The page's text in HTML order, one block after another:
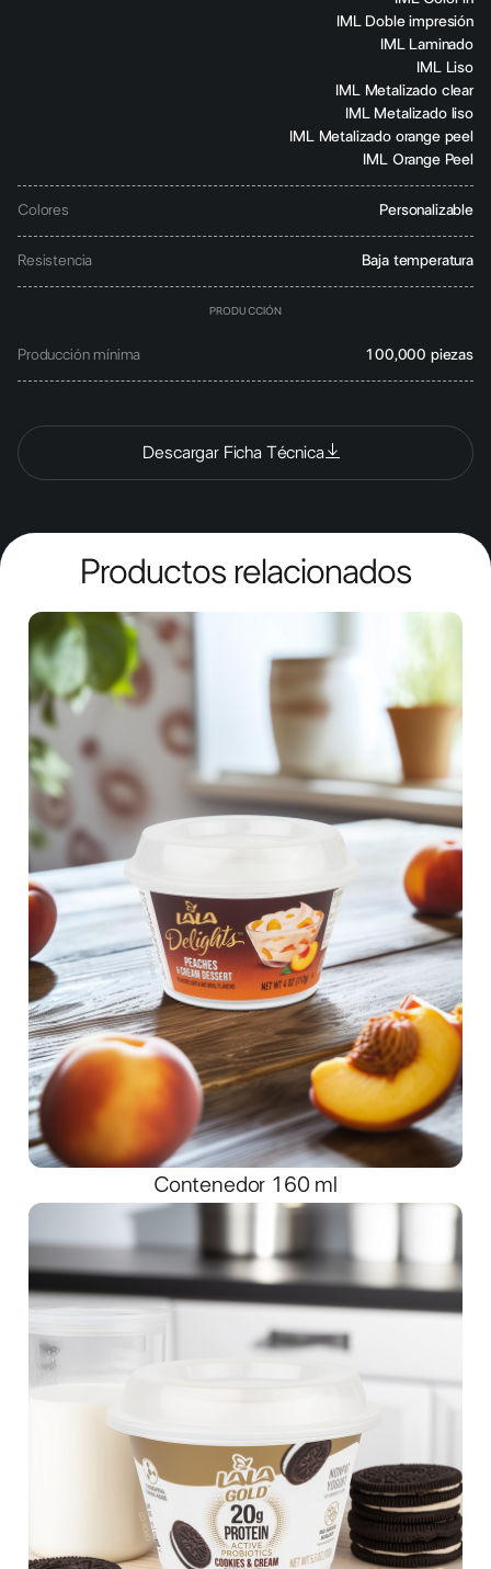
IML Doble impresión
IML Laminado
IML Liso
IML Metalizado clear
IML Metalizado liso
IML Metalizado orange peel
IML Orange Peel
Colores Personalizable
Resistencia Baja temperatura
PRODUCCIÓN
Producción mínima 100,000 piezas
Descargar Ficha Técnica
Productos relacionados
Contenedor 160 ml